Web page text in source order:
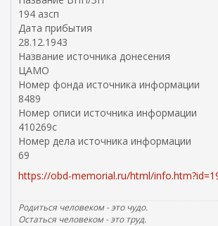
194 азсп
Дата прибытия
28.12.1943
Название источника донесения
ЦАМО
Номер фонда источника информации
8489
Номер описи источника информации
410269с
Номер дела источника информации
69
https://obd-memorial.ru/html/
Родиться человеком - это чудо.
Остаться человеком - это труд.